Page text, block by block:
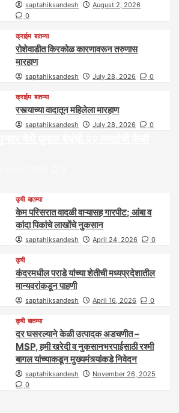
saptahiksandesh
August 2, 2026
0
क्राईम बातम्या
रोशेवाडीत किरकोळ कारणावरून तरुणास
मारहाण
saptahiksandesh July 28, 2026 0
क्राईम बातम्या
रस्त्याच्या वादातून महिलेला मारहाण
saptahiksandesh July 28, 2026 0
कृषी बातम्या
केम परिसरात वादळी वाऱ्यासह गारपीट; आंबा व
कांदा पिकांचे लाखोंचे नुकसान
saptahiksandesh April 24, 2026 0
कृषी
कंदरमधील पराडे यांच्या शेतीची मध्यप्रदेशातील
मान्यवरांकडून पाहणी
saptahiksandesh April 16, 2026 0
कृषी बातम्या
दर घसरल्याने केळी उत्पादक अडचणीत –
MSP, हमी खरेदी व नुकसानभरपाईसाठी रश्मी
बागल यांच्याकडून मुख्यमंत्र्यांकडे निवेदन
saptahiksandesh
November 26, 2025
0